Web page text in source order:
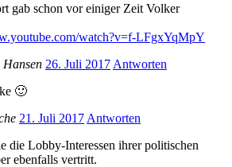
gab schon vor einiger Zeit Volker
watch?v=f-LFgxYqMpY
Hansen 26. Juli 2017 Antworten
🙂
21. Juli 2017 Antworten
die Lobby-Interessen ihrer politischen
ebenfalls vertritt.